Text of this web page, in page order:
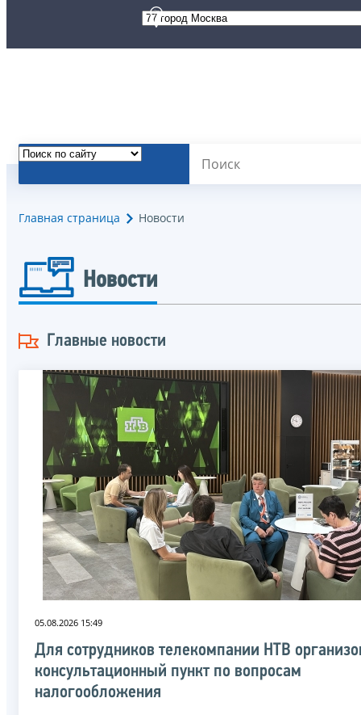
Главная страница Новости
Новости
Главные новости
05.08.2026 15:49
Для сотрудников телекомпании НТВ
консультационный пункт по вопросам
налогообложения